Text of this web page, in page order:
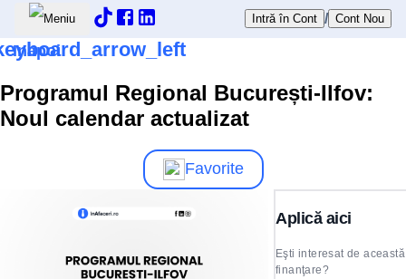
Intră în Cont / Cont Nou
Inapoi
Programul Regional București-Ilfov:
Noul calendar actualizat
Favorite
Aplică aici
Eşti interesat de această
finanţare?